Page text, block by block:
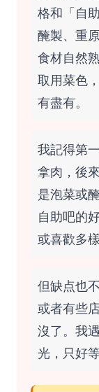
格和「自
醃製、重
食材自然
取用菜色
有盡有。
我記得第
拿肉，後
是泡菜或
自助吧的
或喜歡多
但缺点也
或者有些
沒了。我
光，只好